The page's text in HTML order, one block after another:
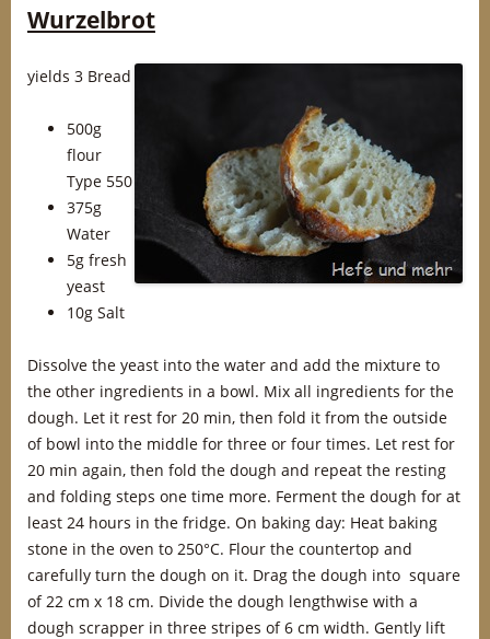
Wurzelbrot
yields 3 Bread
500g
flour
Type 550
375g
Water
5g fresh
yeast
10g Salt
Dissolve the yeast into the water and add the mixture to
the other ingredients in a bowl. Mix all ingredients for the
dough. Let it rest for 20 min, then fold it from the outside
of bowl into the middle for three or four times. Let rest for
20 min again, then fold the dough and repeat the resting
and folding steps one time more. Ferment the dough for at
least 24 hours in the fridge. On baking day: Heat baking
stone in the oven to 250°C. Flour the countertop and
carefully turn the dough on it. Drag the dough into square
of 22 cm x 18 cm. Divide the dough lengthwise with a
dough scrapper in three stripes of 6 cm width. Gently lift